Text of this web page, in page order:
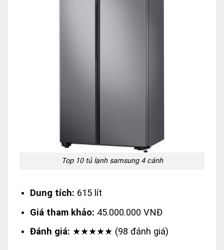
Top 10 tủ lạnh samsung 4 cánh
Dung tích: 615 lít
Giá tham khảo: 45.000.000 VNĐ
Đánh giá: ★★★★★ (98 đánh giá)